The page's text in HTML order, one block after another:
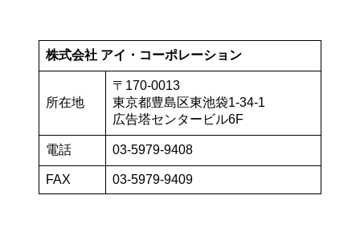
株式会社 アイ・コーポレーション
所在地
〒170-0013
東京都豊島区東池袋1-34-1
広告塔センタービル6F
電話 03-5979-9408
FAX 03-5979-9409